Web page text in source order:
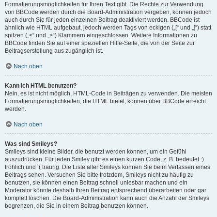
Formatierungsmöglichkeiten für Ihren Text gibt. Die Rechte zur Verwendung
von BBCode werden durch die Board-Administration vergeben, können jedoch
auch durch Sie für jeden einzelnen Beitrag deaktiviert werden. BBCode ist
ähnlich wie HTML aufgebaut, jedoch werden Tags von eckigen („[“ und „]“) statt
spitzen („<“ und „>“) Klammern eingeschlossen. Weitere Informationen zu
BBCode finden Sie auf einer speziellen Hilfe-Seite, die von der Seite zur
Beitragserstellung aus zugänglich ist.
Nach oben
Kann ich HTML benutzen?
Nein, es ist nicht möglich, HTML-Code in Beiträgen zu verwenden. Die meisten
Formatierungsmöglichkeiten, die HTML bietet, können über BBCode erreicht
werden.
Nach oben
Was sind Smileys?
Smileys sind kleine Bilder, die benutzt werden können, um ein Gefühl
auszudrücken. Für jeden Smiley gibt es einen kurzen Code, z. B. bedeutet :)
fröhlich und :( traurig. Die Liste aller Smileys können Sie beim Verfassen eines
Beitrags sehen. Versuchen Sie bitte trotzdem, Smileys nicht zu häufig zu
benutzen, sie können einen Beitrag schnell unlesbar machen und ein
Moderator könnte deshalb Ihren Beitrag entsprechend überarbeiten oder gar
komplett löschen. Die Board-Administration kann auch die Anzahl der Smileys
begrenzen, die Sie in einem Beitrag benutzen können.